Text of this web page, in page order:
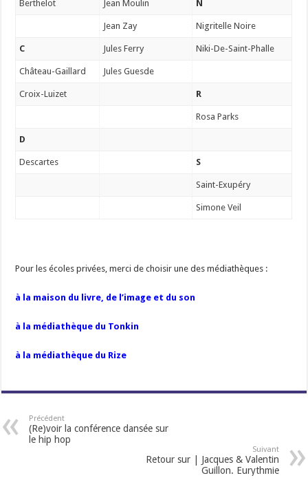
Berthelot Jean Moulin N
Jean Zay Nigritelle Noire
C Jules Ferry Niki-De-Saint-Phalle
Château-Gaillard Jules Guesde
Croix-Luizet R
Rosa Parks
D
Descartes S
Saint-Exupéry
Simone Veil
Pour les écoles privées, merci de choisir une des médiathèques :
à la maison du livre, de l’image et du son
à la médiathèque du Tonkin
à la médiathèque du Rize
Précédent
(Re)voir la conférence dansée sur
le hip hop
Suivant
Retour sur | Jacques & Valentin
Guillon. Eurythmie